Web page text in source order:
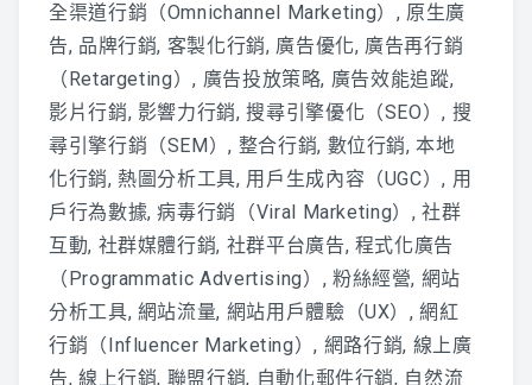
全渠道行銷（Omnichannel Marketing） , 原生廣
告, 品牌行銷, 客製化行銷, 廣告優化, 廣告再行銷
（Retargeting）, 廣告投放策略, 廣告效能追蹤,
影片行銷, 影響力行銷,搜尋引擎優化（SEO）, 搜
尋引擎行銷（SEM）, 整合行銷, 數位行銷,本地
化行銷, 熱圖分析工具, 用戶生成內容（UGC）, 用
戶行為數據,病毒行銷（Viral Marketing） ,社群
互動, 社群媒體行銷, 社群平台廣告, 程式化廣告
（Programmatic Advertising） , 粉絲經營, 網站
分析工具, 網站流量, 網站用戶體驗（UX）,網紅
行銷（Influencer Marketing）, 網路行銷, 線上廣
告, 線上行銷, 聯盟行銷, 自動化郵件行銷, 自然流